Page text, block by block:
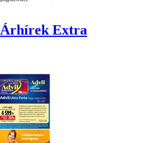
Árhírek Extra